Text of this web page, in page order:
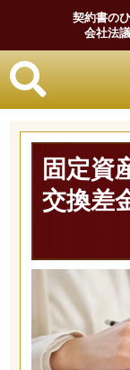
契約書の
会社法
固定資
交換差